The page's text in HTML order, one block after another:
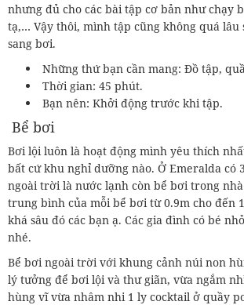
nhưng đủ cho các bài tập cơ bản như chạy
tạ,… Vậy thôi, mình tập cũng không quá lâu
sang bơi.
Những thứ bạn cần mang: Đồ tập,
Thời gian: 45 phút.
Bạn nên: Khởi động trước khi tập.
Bể bơi
Bơi lội luôn là hoạt động mình yêu thích
bất cứ khu nghỉ dưỡng nào. Ở Emeralda có
ngoài trời là nước lạnh còn bể bơi trong
trung bình của mỗi bể bơi từ 0.9m cho đến
khá sâu đó các bạn ạ. Các gia đình có bé
nhé.
Bể bơi ngoài trời với khung cảnh núi non
lý tưởng để bơi lội và thư giãn, vừa ngắm
hùng vĩ vừa nhâm nhi 1 ly cocktail ở quầy